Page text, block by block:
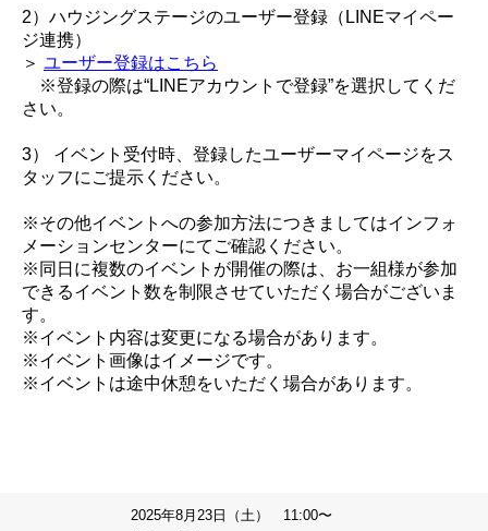
2）ハウジングステージのユーザー登録（LINEマイペー
ジ連携）
＞ ユーザー登録はこちら
※登録の際は“LINEアカウントで登録”を選択してくだ
さい。
3） イベント受付時、登録したユーザーマイページをス
タッフにご提示ください。
※その他イベントへの参加方法につきましてはインフォ
メーションセンターにてご確認ください。
※同日に複数のイベントが開催の際は、お一組様が参加
できるイベント数を制限させていただく場合がございま
す。
※イベント内容は変更になる場合があります。
※イベント画像はイメージです。
※イベントは途中休憩をいただく場合があります。
2025年8月23日（土） 11:00〜